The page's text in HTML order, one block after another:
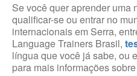
Se você quer aprender uma
qualificar-se ou entrar no
internacionais em Serra,
Language Trainers Brasil,
língua que você já sabe, ou
para mais informações